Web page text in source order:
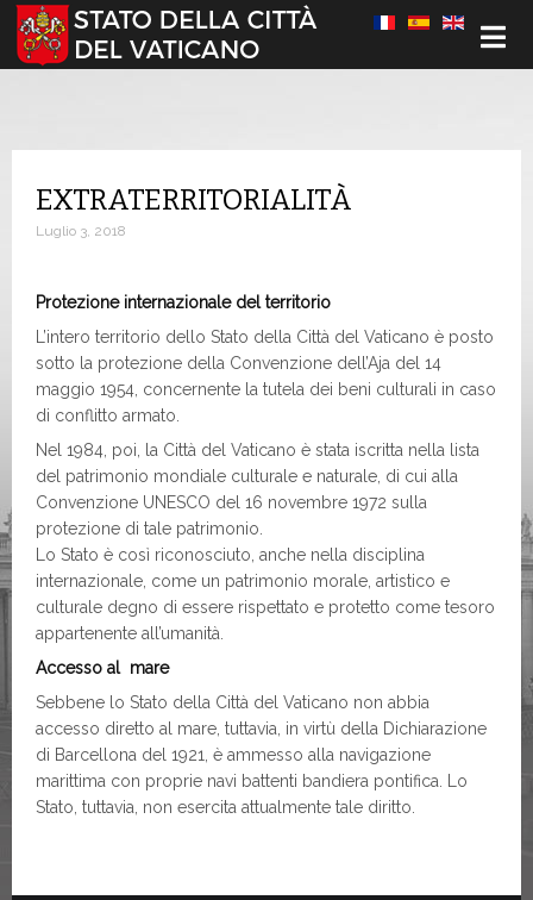
Seleziona la tua lingua
EXTRATERRITORIALITÀ
Luglio 3, 2018
Protezione internazionale del territorio
L’intero territorio dello Stato della Città del Vaticano è posto
sotto la protezione della Convenzione dell’Aja del 14
maggio 1954, concernente la tutela dei beni culturali in caso
di conflitto armato.
Nel 1984, poi, la Città del Vaticano è stata iscritta nella lista
del patrimonio mondiale culturale e naturale, di cui alla
Convenzione UNESCO del 16 novembre 1972 sulla
protezione di tale patrimonio.
Lo Stato è così riconosciuto, anche nella disciplina
internazionale, come un patrimonio morale, artistico e
culturale degno di essere rispettato e protetto come tesoro
appartenente all’umanità.
Accesso al mare
Sebbene lo Stato della Città del Vaticano non abbia
accesso diretto al mare, tuttavia, in virtù della Dichiarazione
di Barcellona del 1921, è ammesso alla navigazione
marittima con proprie navi battenti bandiera pontifica. Lo
Stato, tuttavia, non esercita attualmente tale diritto.